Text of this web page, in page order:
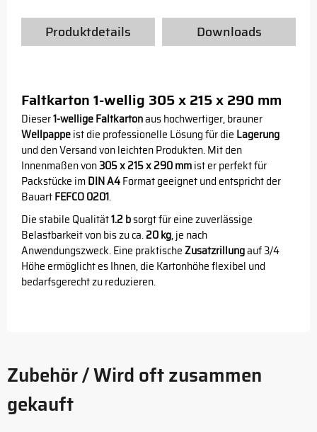
Produktdetails Downloads
Faltkarton 1-wellig 305 x 215 x 290 mm
Dieser1-wellige Faltkartonaus hochwertiger, brauner
Wellpappeist die professionelle Lösung für die Lagerung
und den Versand von leichten Produkten. Mit den
Innenmaßen von305 x 215 x 290 mmist er perfekt für
Packstücke imDIN A4Format geeignet und entspricht der
BauartFEFCO 0201.
Die stabile Qualität1.2 bsorgt für eine zuverlässige
Belastbarkeit von bis zu ca.20 kg, je nach
Anwendungszweck. Eine praktischeZusatzrillungauf 3/4
Höhe ermöglicht es Ihnen, die Kartonhöhe flexibel und
bedarfsgerecht zu reduzieren.
Zubehör / Wird oft zusammen
gekauft